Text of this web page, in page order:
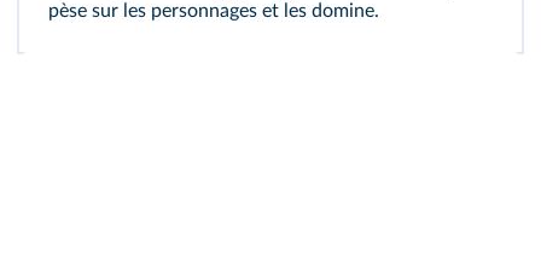
pèse sur les personnages et les domine.